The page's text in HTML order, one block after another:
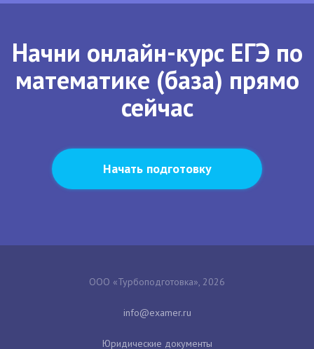
Начни онлайн-курс ЕГЭ по
математике (база) прямо
сейчас
Начать подготовку
ООО «Турбоподготовка», 2026
Юридические документы